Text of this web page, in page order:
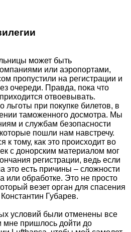
может быть
или аэропортами,
пропустили на регистрации и
очереди. Правда, пока что
отвоевывать.
льготы при покупке билетов, в
таможенного досмотра. Мы
и службам безопасности
пошли нам навстречу.
к тому, как это происходит во
с донорским материалом мог
регистрации, ведь если
это есть причины – сложности
или обработке. Это не просто
везет орган для спасения
Губарев.
условий были отменены все
мне пришлось дойти до